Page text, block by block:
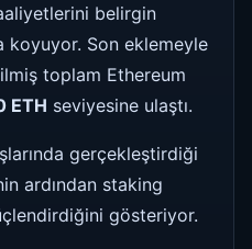
belirgin
koyuyor. Son eklemeyle
toplam Ethereum
ETH seviyesine ulaştı.
gerçekleştirdiği
ardından staking
gösteriyor.